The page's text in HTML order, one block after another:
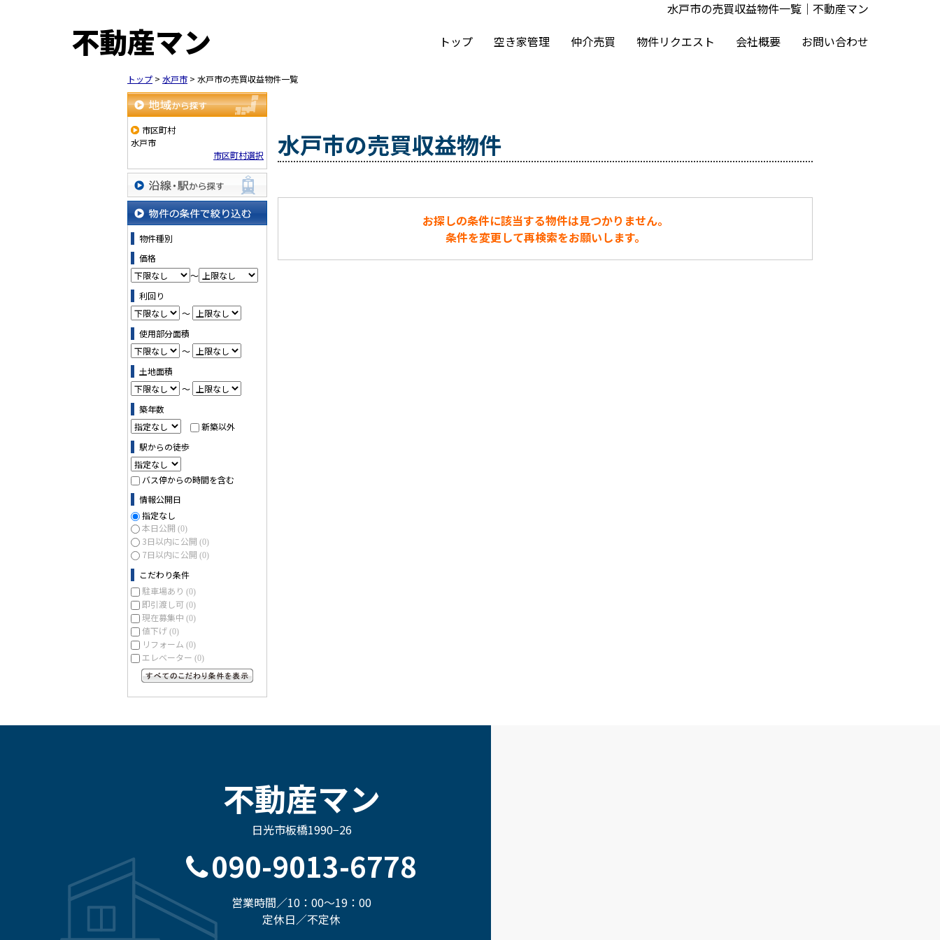
水戸市の売買収益物件一覧｜不動産マン
不動産マン トップ 空き家管理 仲介売買 物件リクエスト 会社概要 お問い合わせ
トップ > 水戸市 > 水戸市の売買収益物件一覧
地域から探す
市区町村
水戸市
市区町村選択
沿線・駅から探す
物件の条件で絞り込む
物件種別
価格
～
利回り
～
使用部分面積
～
土地面積
～
築年数
新築以外
駅からの徒歩
バス停からの時間を含む
情報公開日
指定なし
本日公開 (0)
3日以内に公開 (0)
7日以内に公開 (0)
こだわり条件
駐車場あり (0)
即引渡し可 (0)
現在募集中 (0)
値下げ (0)
リフォーム (0)
エレベーター (0)
水戸市の売買収益物件
お探しの条件に該当する物件は見つかりません。
条件を変更して再検索をお願いします。
不動産マン
日光市板橋1990−26
090-9013-6778
営業時間／10：00〜19：00
定休日／不定休